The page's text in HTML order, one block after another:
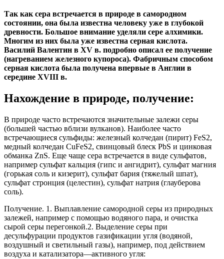
Так как сера встречается в природе в самородном
состоянии, она была известна человеку уже в глубокой
древности. Большое внимание уделяли сере алхимики.
Многим из них была уже известна серная кислота.
Василий Валентин в XV в. подробно описал ее получение
(нагреванием железного купороса). Фабричным способом
серная кислота была получена впервые в Англии в
середине XVIII в.
Нахождение в природе, получение:
В природе часто встречаются значительные залежи серы
(большей частью вблизи вулканов). Наиболее часто
встречающиеся сульфиды: железный колчедан (пирит) FeS2,
медный колчедан CuFeS2, свинцовый блеск PbS и цинковая
обманка ZnS. Еще чаще сера встречается в виде сульфатов,
например сульфат кальция (гипс и ангидрит), сульфат магния
(горькая соль и кизерит), сульфат бария (тяжелый шпат),
сульфат стронция (целестин), сульфат натрия (глауберова
соль).
Получение. 1. Выплавление самородной серы из природных
залежей, например с помощью водяного пара, и очистка
сырой серы перегонкой.2. Выделение серы при
десульфурации продуктов газификации угля (водяной,
воздушный и светильный газы), например, под действием
воздуха и катализатора—активного угля: